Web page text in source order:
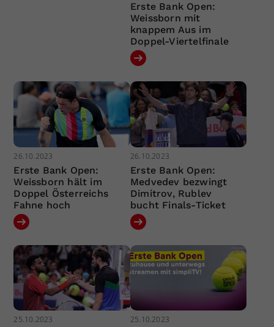
Erste Bank Open:
Weissborn mit
knappem Aus im
Doppel-Viertelfinale
26.10.2023
Erste Bank Open:
Weissborn hält im
Doppel Österreichs
Fahne hoch
26.10.2023
Erste Bank Open:
Medvedev bezwingt
Dimitrov, Rublev
bucht Finals-Ticket
25.10.2023 25.10.2023